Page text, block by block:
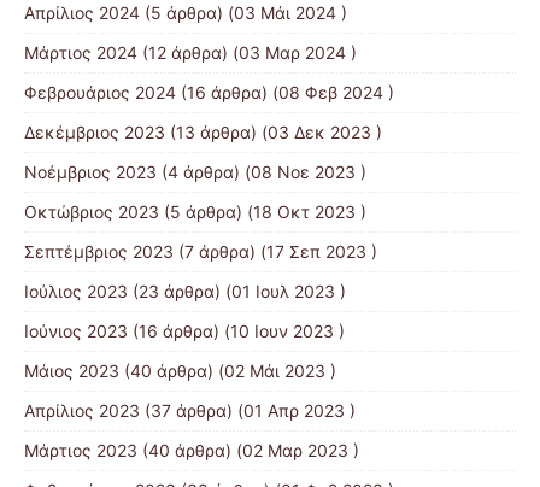
Απρίλιος 2024 (5 άρθρα) (03 Μάι 2024 )
Μάρτιος 2024 (12 άρθρα) (03 Μαρ 2024 )
Φεβρουάριος 2024 (16 άρθρα) (08 Φεβ 2024 )
Δεκέμβριος 2023 (13 άρθρα) (03 Δεκ 2023 )
Νοέμβριος 2023 (4 άρθρα) (08 Νοε 2023 )
Οκτώβριος 2023 (5 άρθρα) (18 Οκτ 2023 )
Σεπτέμβριος 2023 (7 άρθρα) (17 Σεπ 2023 )
Ιούλιος 2023 (23 άρθρα) (01 Ιουλ 2023 )
Ιούνιος 2023 (16 άρθρα) (10 Ιουν 2023 )
Μάιος 2023 (40 άρθρα) (02 Μάι 2023 )
Απρίλιος 2023 (37 άρθρα) (01 Απρ 2023 )
Μάρτιος 2023 (40 άρθρα) (02 Μαρ 2023 )